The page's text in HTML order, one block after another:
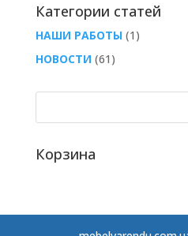
Категории статей
НАШИ РАБОТЫ(1)
НОВОСТИ(61)
Корзина